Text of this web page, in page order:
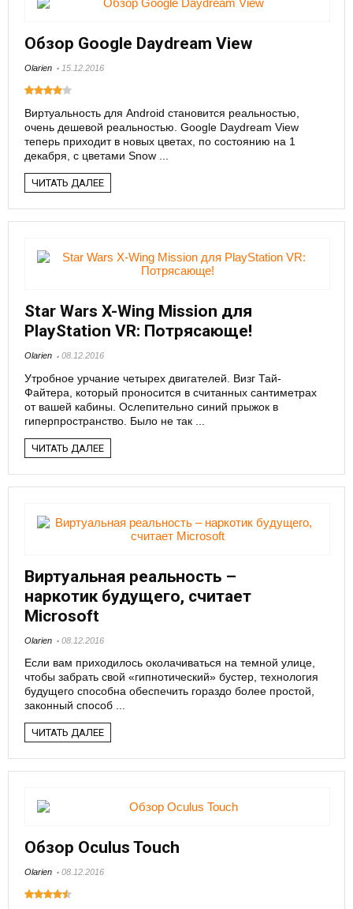
Обзор Google Daydream View
Olarien 15.12.2016
Виртуальность для Android становится реальностью,
очень дешевой реальностью. Google Daydream View
теперь приходит в новых цветах, по состоянию на 1
декабря, с цветами Snow ...
ЧИТАТЬ ДАЛЕЕ
Star Wars X-Wing Mission для
PlayStation VR: Потрясающе!
Olarien 08.12.2016
Утробное урчание четырех двигателей. Визг Тай-
Файтера, который проносится в считанных сантиметрах
от вашей кабины. Ослепительно синий прыжок в
гиперпространство. Было не так ...
ЧИТАТЬ ДАЛЕЕ
Виртуальная реальность –
наркотик будущего, считает
Microsoft
Olarien 08.12.2016
Если вам приходилось околачиваться на темной улице,
чтобы забрать свой «гипнотический» бустер, технология
будущего способна обеспечить гораздо более простой,
законный способ ...
ЧИТАТЬ ДАЛЕЕ
Обзор Oculus Touch
Olarien 08.12.2016